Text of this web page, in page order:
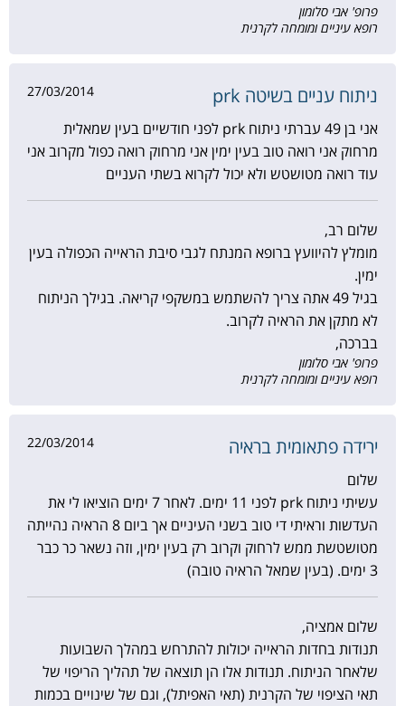
פרופ' אבי סלומון
רופא עיניים ומומחה לקרנית
ניתוח עניים בשיטה prk 27/03/2014
אני בן 49 עברתי ניתוח prk לפני חודשיים בעין שמאלית
מרחוק אני רואה טוב בעין ימין אני מרחוק רואה כפול מקרוב אני
עוד רואה מטושטש ולא יכול לקרוא בשתי העניים
שלום רב,
מומלץ להיוועץ ברופא המנתח לגבי סיבת הראייה הכפולה בעין
ימין.
בגיל 49 אתה צריך להשתמש במשקפי קריאה. בגילך הניתוח
לא מתקן את הראיה לקרוב.
בברכה,
פרופ' אבי סלומון
רופא עיניים ומומחה לקרנית
ירידה פתאומית בראיה 22/03/2014
שלום
עשיתי ניתוח prk לפני 11 ימים. לאחר 7 ימים הוציאו לי את
העדשות וראיתי די טוב בשני העיניים אך ביום 8 הראיה נהייתה
מטושטשת ממש לרחוק וקרוב רק בעין ימין, וזה נשאר כר כבר
3 ימים. (בעין שמאל הראיה טובה)
שלום אמציה,
תנודות בחדות הראייה יכולות להתרחש במהלך השבועות
שלאחר הניתוח. תנודות אלו הן תוצאה של תהליך הריפוי של
תאי הציפוי של הקרנית (תאי האפיתל), וגם של שינויים בכמות